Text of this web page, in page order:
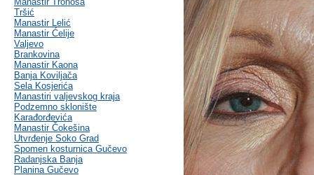
Tršić
Manastir Lelić
Manastir Ćelije
Valjevo
Brankovina
Manastir Kaona
Banja Koviljača
Sela Kosjerića
Manastiri valjevskog kraja
Podzemno sklonište
Karađorđevića
Manastir Čokešina
Utvrđenje Soko Grad
Spomen kosturnica Gučevo
Radanjska Banja
Planina Gučevo